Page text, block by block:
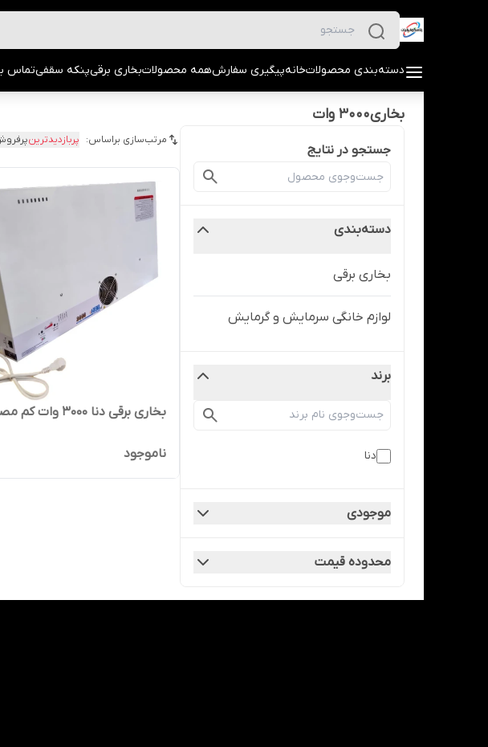
دسته‌بندی محصولاتخانهپیگیری سفارشهمه محصولاتبخاری برقیپنکه سقفیتماس
بخاری3000 وات
جستجو در نتایج
دسته‌بندی
بخاری برقی
لوازم خانگی سرمایش و گرمایش
برند
دنا
موجودی
محدوده قیمت
مرتب‌سازی براساس: پربازدیدترین
بخاری برقی دنا ۳۰۰۰ وات کم مصرف
ناموجود